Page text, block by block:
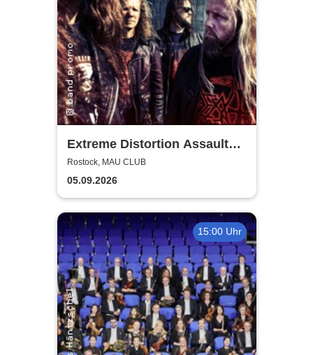
Extreme Distortion Assault
XV
Rostock, MAU CLUB
05.09.2026
15:00 Uhr